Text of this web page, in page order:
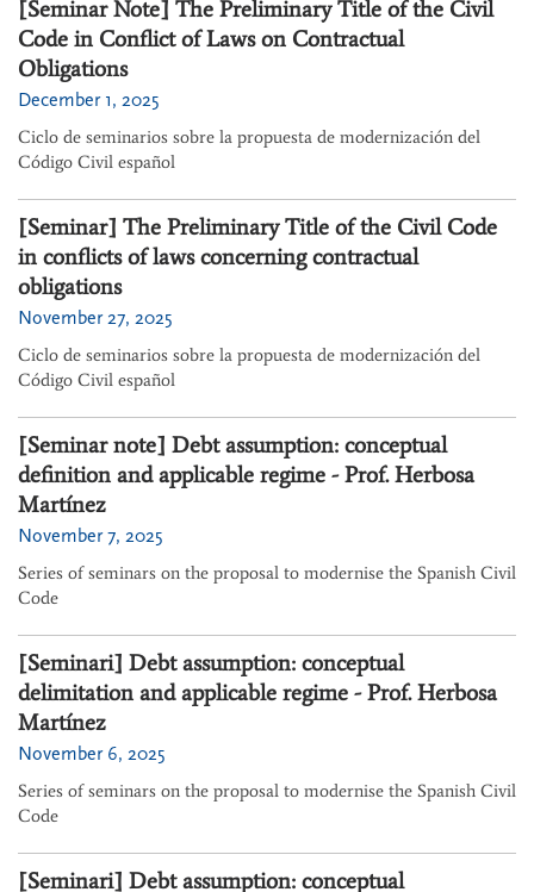
[Seminar Note] The Preliminary Title of the Civil
Code in Conflict of Laws on Contractual
Obligations
December 1, 2025
Ciclo de seminarios sobre la propuesta de modernización del
Código Civil español
[Seminar] The Preliminary Title of the Civil Code
in conflicts of laws concerning contractual
obligations
November 27, 2025
Ciclo de seminarios sobre la propuesta de modernización del
Código Civil español
[Seminar note] Debt assumption: conceptual
definition and applicable regime - Prof. Herbosa
Martínez
November 7, 2025
Series of seminars on the proposal to modernise the Spanish Civil
Code
[Seminari] Debt assumption: conceptual
delimitation and applicable regime - Prof. Herbosa
Martínez
November 6, 2025
Series of seminars on the proposal to modernise the Spanish Civil
Code
[Seminari] Debt assumption: conceptual